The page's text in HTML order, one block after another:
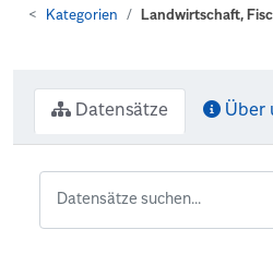
Kategorien Landwirtschaft,
Datensätze Über